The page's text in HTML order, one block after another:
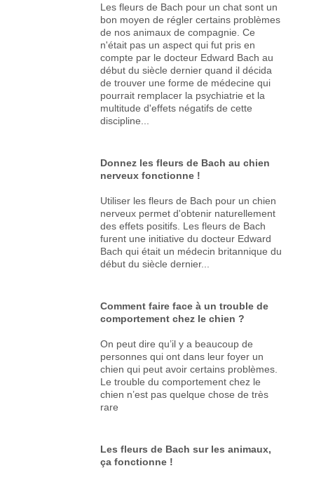
Les fleurs de Bach pour un chat sont un
bon moyen de régler certains problèmes
de nos animaux de compagnie. Ce
n'était pas un aspect qui fut pris en
compte par le docteur Edward Bach au
début du siècle dernier quand il décida
de trouver une forme de médecine qui
pourrait remplacer la psychiatrie et la
multitude d'effets négatifs de cette
discipline...
Donnez les fleurs de Bach au chien
nerveux fonctionne !
Utiliser les fleurs de Bach pour un chien
nerveux permet d'obtenir naturellement
des effets positifs. Les fleurs de Bach
furent une initiative du docteur Edward
Bach qui était un médecin britannique du
début du siècle dernier...
Comment faire face à un trouble de
comportement chez le chien ?
On peut dire qu’il y a beaucoup de
personnes qui ont dans leur foyer un
chien qui peut avoir certains problèmes.
Le trouble du comportement chez le
chien n’est pas quelque chose de très
rare
Les fleurs de Bach sur les animaux,
ça fonctionne !